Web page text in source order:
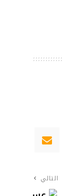
التالي